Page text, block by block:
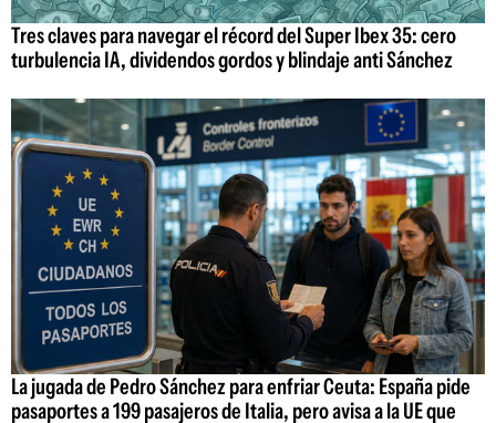
Tres claves para navegar el récord del Super Ibex 35: cero
turbulencia IA, dividendos gordos y blindaje anti Sánchez
La jugada de Pedro Sánchez para enfriar Ceuta: España pide
pasaportes a 199 pasajeros de Italia, pero avisa a la UE que